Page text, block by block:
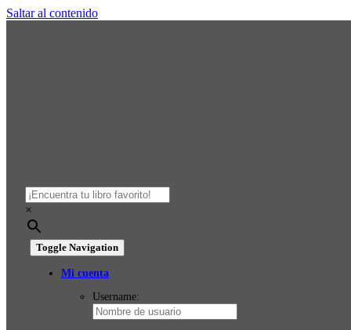
Saltar al contenido
×
Toggle Navigation
Mi cuenta
Username: